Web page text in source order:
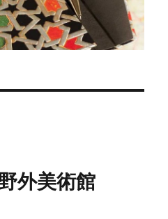
外美術館